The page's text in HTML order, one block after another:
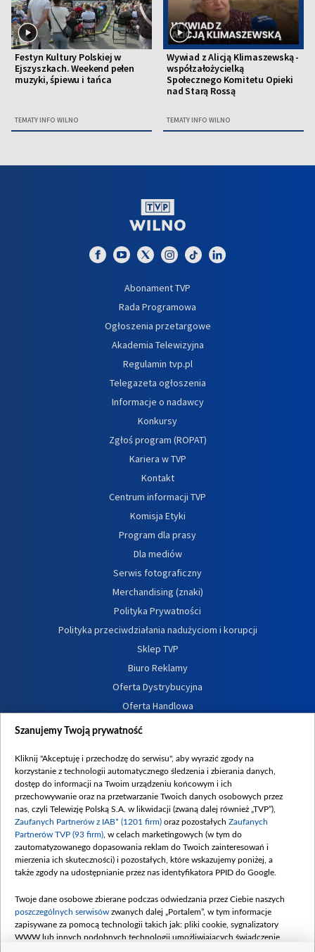
Festyn Kultury Polskiej w
Ejszyszkach. Weekend pełen
muzyki, śpiewu i tańca
TEMATY INFO WILNO
Wywiad z Alicją Klimaszewską -
współzałożycielką
Społecznego Komitetu Opieki
nad Starą Rossą
TEMATY INFO WILNO
Abonament TVP
Rada Programowa
Ogłoszenia przetargowe
Akademia Telewizyjna
Regulamin tvp.pl
Telegazeta ogłoszenia
Informacje o nadawcy
Konkursy
Zgłoś program (ROPAT)
Kariera w TVP
Kontakt
Centrum informacji TVP
Komisja Etyki
Program dla prasy
Dla mediów
Serwis fotograficzny
Merchandising (znaki)
Polityka Prywatności
Polityka przeciwdziałania nadużyciom i korupcji
Sklep TVP
Biuro Reklamy
Oferta Dystrybucyjna
Oferta Handlowa
Dostępność
Procedura zgłoszeń wewnętrznych
Szanujemy Twoją prywatność
Kliknij "Akceptuję i przechodzę do serwisu", aby wyrazić zgody na
korzystanie z technologii automatycznego śledzenia i zbierania danych,
dostęp do informacji na Twoim urządzeniu końcowym i ich
przechowywanie oraz na przetwarzanie Twoich danych osobowych przez
nas, czyli Telewizję Polską S.A. w likwidacji (zwaną dalej również „TVP”),
Zaufanych Partnerów z IAB* (1201 firm) oraz pozostałych Zaufanych
Partnerów TVP (93 firm) , w celach marketingowych (w tym do
zautomatyzowanego dopasowania reklam do Twoich zainteresowań i
mierzenia ich skuteczności) i pozostałych, które wskazujemy poniżej, a
także zgody na udostępnianie przez nas identyfikatora PPID do Google.
Twoje dane osobowe zbierane podczas odwiedzania przez Ciebie naszych
poszczególnych serwisów zwanych dalej „Portalem”, w tym informacje
zapisywane za pomocą technologii takich jak: pliki cookie, sygnalizatory
WWW lub innych podobnych technologii umożliwiających świadczenie